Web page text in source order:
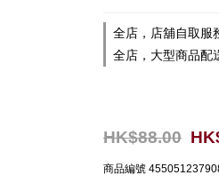
全店，店舖自取服
全店，大型商品配
HK$88.00
商品編號